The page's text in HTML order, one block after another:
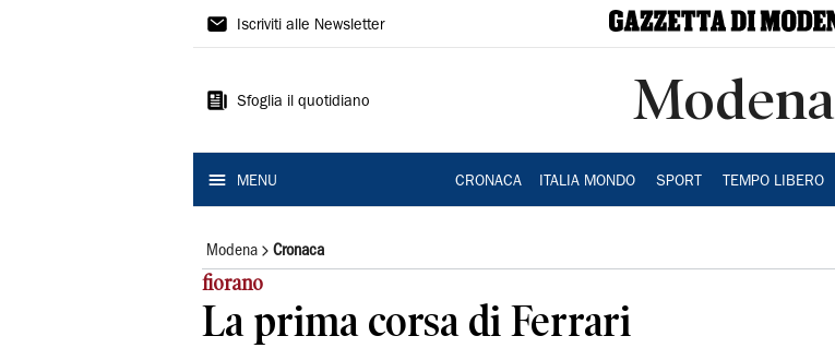
Gazzetta
Modena
Iscriviti alle Newsletter
Sfoglia il quotidiano Modena
MENU CRONACA ITALIA MONDO SPORT TEMPO LIBERO
Modena Cronaca
fiorano
La prima corsa di Ferrari